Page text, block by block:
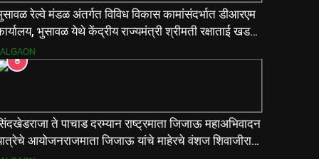
रेल्वे मंडळ अंतर्गत विविध विकास कामांसंदर्भात डीआरएम
भुसावळ येथे केंद्रीय राज्यमंत्री श्रीमती रक्षाताई खडसे
आढावा बैठक घेतली…
8
ते पाचाड दरम्यान राष्ट्रमाता जिजाऊ महाअभिवादन
आयोजनराजमाता जिजाऊ यांचे माहेरचे वंशज शिवाजीराजे